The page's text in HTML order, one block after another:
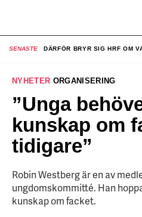
SENASTE DÄRFÖR BRYR SIG HRF OM
NYHETER ORGANISERING
”Unga
kunskap om
tidigare”
Robin Westberg är en av
ungdomskommitté. Han
kunskap om facket.